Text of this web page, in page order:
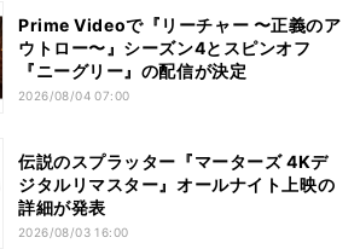
Prime Videoで『リーチャー 〜正義のア
ウトロー〜』シーズン4とスピンオフ
『ニーグリー』の配信が決定
2026/08/04 07:00
伝説のスプラッター『マーターズ 4Kデ
ジタルリマスター』オールナイト上映の
詳細が発表
2026/08/03 16:00